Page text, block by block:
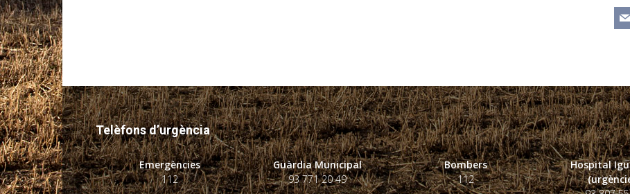
mail
Telèfons d’urgència
Emergències
112
Guàrdia Municipal
93 771 20 49
Bombers
112
Hospital